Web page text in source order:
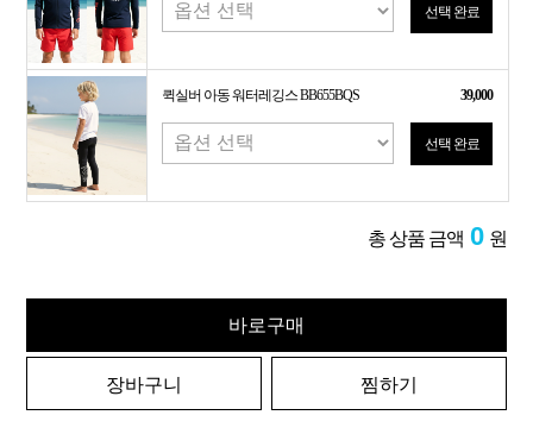
선택 완료
퀵실버 아동 워터레깅스 BB655BQS 39,000
선택 완료
총 상품 금액 0 원
바로구매
장바구니 찜하기